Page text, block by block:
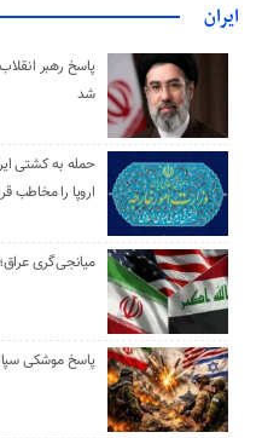
ایران
پاسخ رهبر
شد
حمله به کشتی
اروپا را مخاطب
میانجی‌گری
پاسخ موشکی سپاه به آمریکا؛ ۸۵